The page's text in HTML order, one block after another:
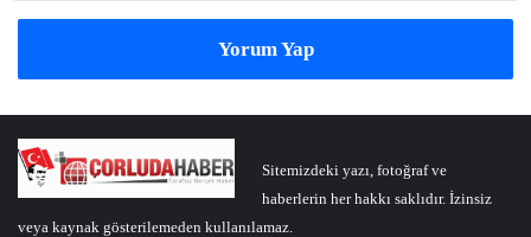
Yorum Yap
Sitemizdeki yazı, fotoğraf ve
haberlerin her hakkı saklıdır. İzinsiz
veya kaynak gösterilemeden kullanılamaz.